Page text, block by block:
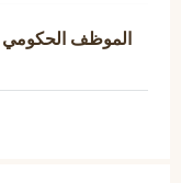
الموظف الحكومي